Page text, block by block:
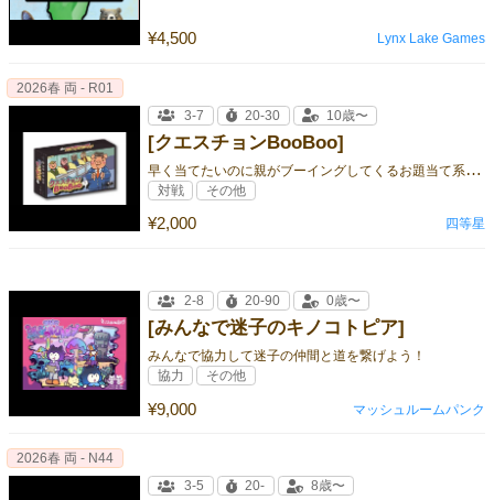
¥4,500 Lynx Lake Games
[クエスチョンBooBoo]
早
く当てたいのに親がブーイングしてくるお題当て系ゲーム♪
¥2,000
2026春 両 - R01
3-7
20-30 10歳〜
対戦 その他
四等星
[みんなで迷子のキノコトピア]
みんなで協力して迷子の仲間と道を繋げよう！
¥9,000
2-8 20-90 0歳〜
協力 その他
マッシュルームパンク
2026春 両 - N44
3-5
20- 8歳〜